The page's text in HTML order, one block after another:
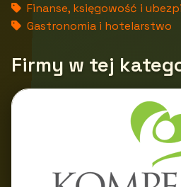
Finanse, księgowość i
Gastronomia i hotelarstwo
Firmy w tej